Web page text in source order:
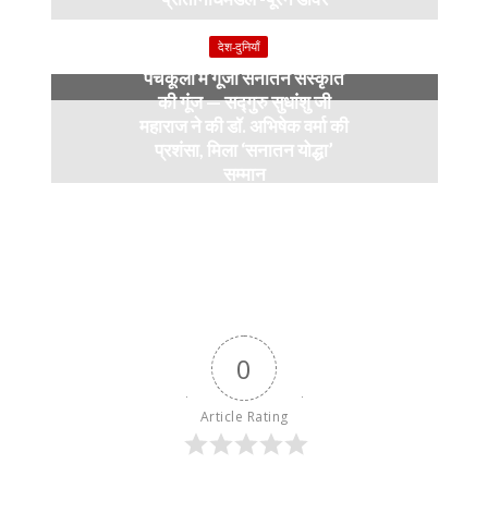
9 months ago
देश-दुनियाँ
पंचकूला में गूंजी सनातन संस्कृति
की गूंज — सद्गुरु सुधांशु जी
महाराज ने की डॉ. अभिषेक वर्मा की
प्रशंसा, मिला ‘सनातन योद्धा’
सम्मान
0
Article Rating